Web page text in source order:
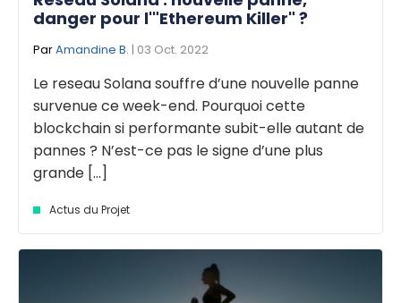
danger pour l'"Ethereum Killer" ?
ParAmandine B. | 03 Oct. 2022
Le reseau Solana souffre d’une nouvelle panne
survenue ce week-end. Pourquoi cette
blockchain si performante subit-elle autant de
pannes ? N’est-ce pas le signe d’une plus
grande [...]
Actus du Projet